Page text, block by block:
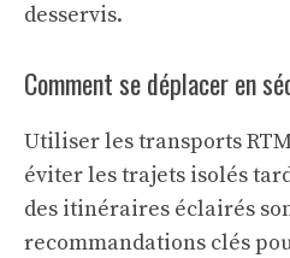
desservis.
Comment se déplacer en
Utiliser les transports
éviter les trajets isolés
des itinéraires éclairés
recommandations clés